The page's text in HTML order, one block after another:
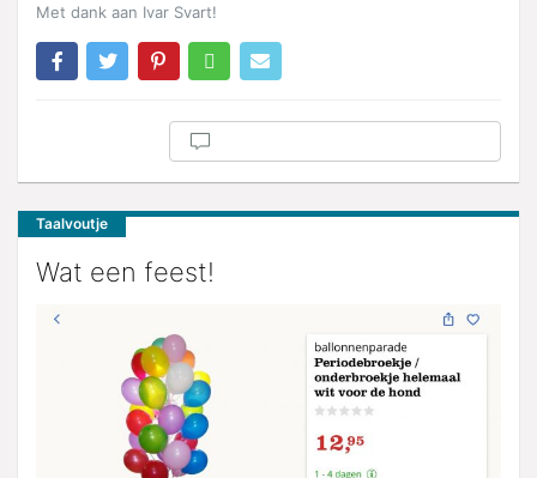
Met dank aan Ivar Svart!
Taalvoutje
Wat een feest!